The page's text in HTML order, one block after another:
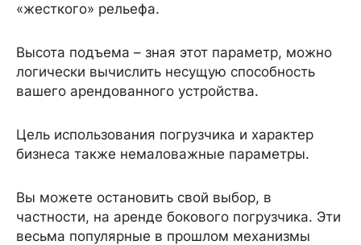
«жесткого» рельефа.
Высота подъема – зная этот параметр, можно
логически вычислить несущую способность
вашего арендованного устройства.
Цель использования погрузчика и характер
бизнеса также немаловажные параметры.
Вы можете остановить свой выбор, в
частности, на аренде бокового погрузчика. Эти
весьма популярные в прошлом механизмы